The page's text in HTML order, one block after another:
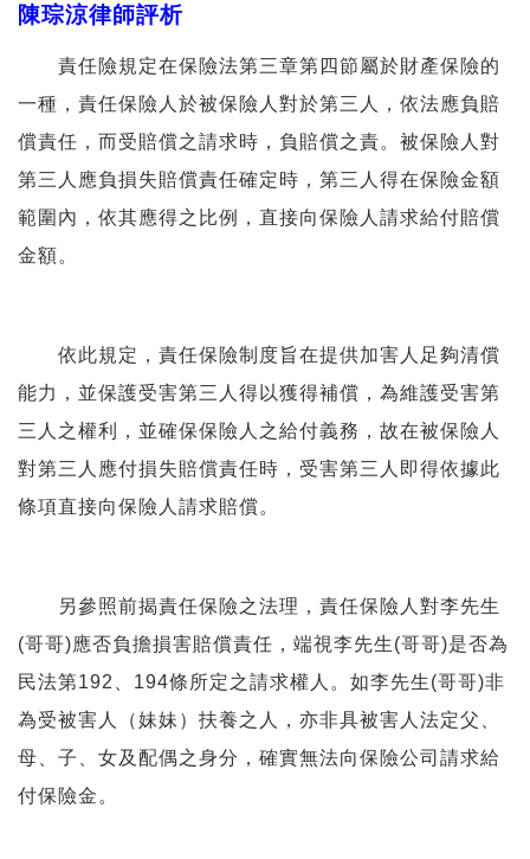
陳琮涼律師評析
責任險規定在保險法第三章第四節屬於財產保險的
一種，責任保險人於被保險人對於第三人，依法應負賠
償責任，而受賠償之請求時，負賠償之責。被保險人對
第三人應負損失賠償責任確定時，第三人得在保險金額
範圍內，依其應得之比例，直接向保險人請求給付賠償
金額。
依此規定，責任保險制度旨在提供加害人足夠清償
能力，並保護受害第三人得以獲得補償，為維護受害第
三人之權利，並確保保險人之給付義務，故在被保險人
對第三人應付損失賠償責任時，受害第三人即得依據此
條項直接向保險人請求賠償。
另參照前揭責任保險之法理，責任保險人對李先生
(哥哥)應否負擔損害賠償責任，端視李先生(哥哥)是否為
民法第192、194條所定之請求權人。如李先生(哥哥)非
為受被害人（妹妹）扶養之人，亦非具被害人法定父、
母、子、女及配偶之身分，確實無法向保險公司請求給
付保險金。